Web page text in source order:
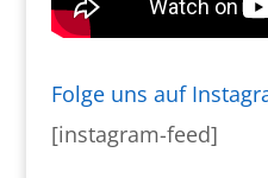
Folge uns auf
[instagram-feed]